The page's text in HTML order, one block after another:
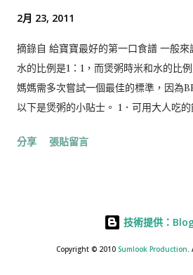
幼兒圖書推介，可以到 Kids Books 的
森綠媽媽最新的童書推介，請到可以到
https://m.facebook.com/
2月 23, 2011
摘錄自 給寶寶最好的第一口食譜 一般
水的比例是1：1，而煲粥時米和水的比
媽媽需多次嘗試一個最佳的標準，因為
以下是煲粥的小貼士。 1．可用大人吃
材料煲成粥，這是比較省時的方法。 2
煲粥，對於在職媽媽來說最方便，起碼
底。 4．想粥綿些，用珍珠米是一個不
分享 張貼留言
技術提供：
Copyright © 2010 Sumlook Production.